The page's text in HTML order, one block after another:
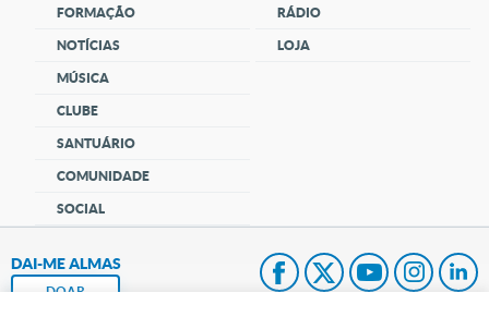
FORMAÇÃO
NOTÍCIAS
MÚSICA
CLUBE
SANTUÁRIO
COMUNIDADE
SOCIAL
RÁDIO
LOJA
DAI-ME ALMAS
DOAR